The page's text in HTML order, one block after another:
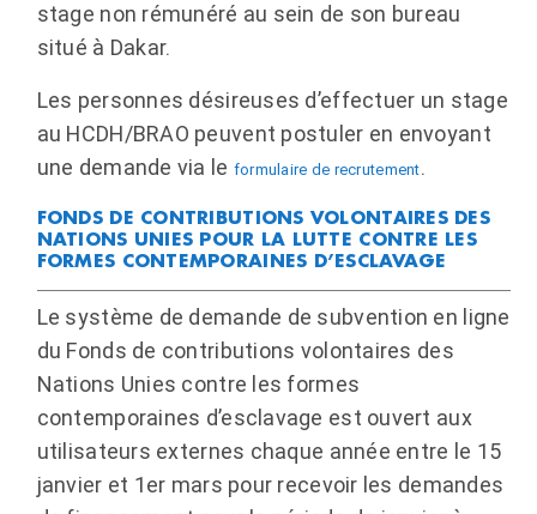
stage non rémunéré au sein de son bureau
situé à Dakar.
Les personnes désireuses d’effectuer un stage
au HCDH/BRAO peuvent postuler en envoyant
une demande via le formulaire de recrutement.
FONDS DE CONTRIBUTIONS VOLONTAIRES DES
NATIONS UNIES POUR LA LUTTE CONTRE LES
FORMES CONTEMPORAINES D’ESCLAVAGE
Le système de demande de subvention en ligne
du Fonds de contributions volontaires des
Nations Unies contre les formes
contemporaines d’esclavage est ouvert aux
utilisateurs externes chaque année entre le 15
janvier et 1er mars pour recevoir les demandes